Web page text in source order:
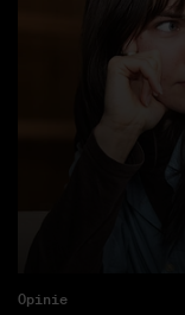
Opinie